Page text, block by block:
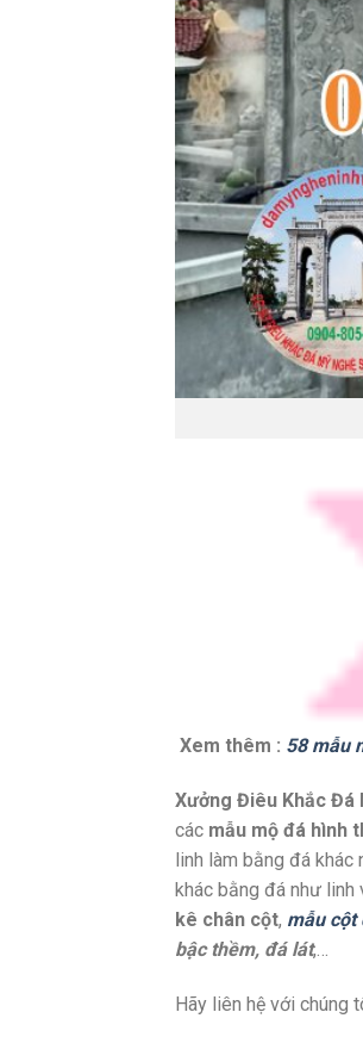
Xem thêm : 58 mẫu
Xưởng Điêu Khắc Đá
các mẫu mộ đá hình
linh làm bằng đá khác
khác bằng đá như linh
kê chân cột, mẫu cột
bậc thềm, đá lát,…
Hãy liên hệ với chúng